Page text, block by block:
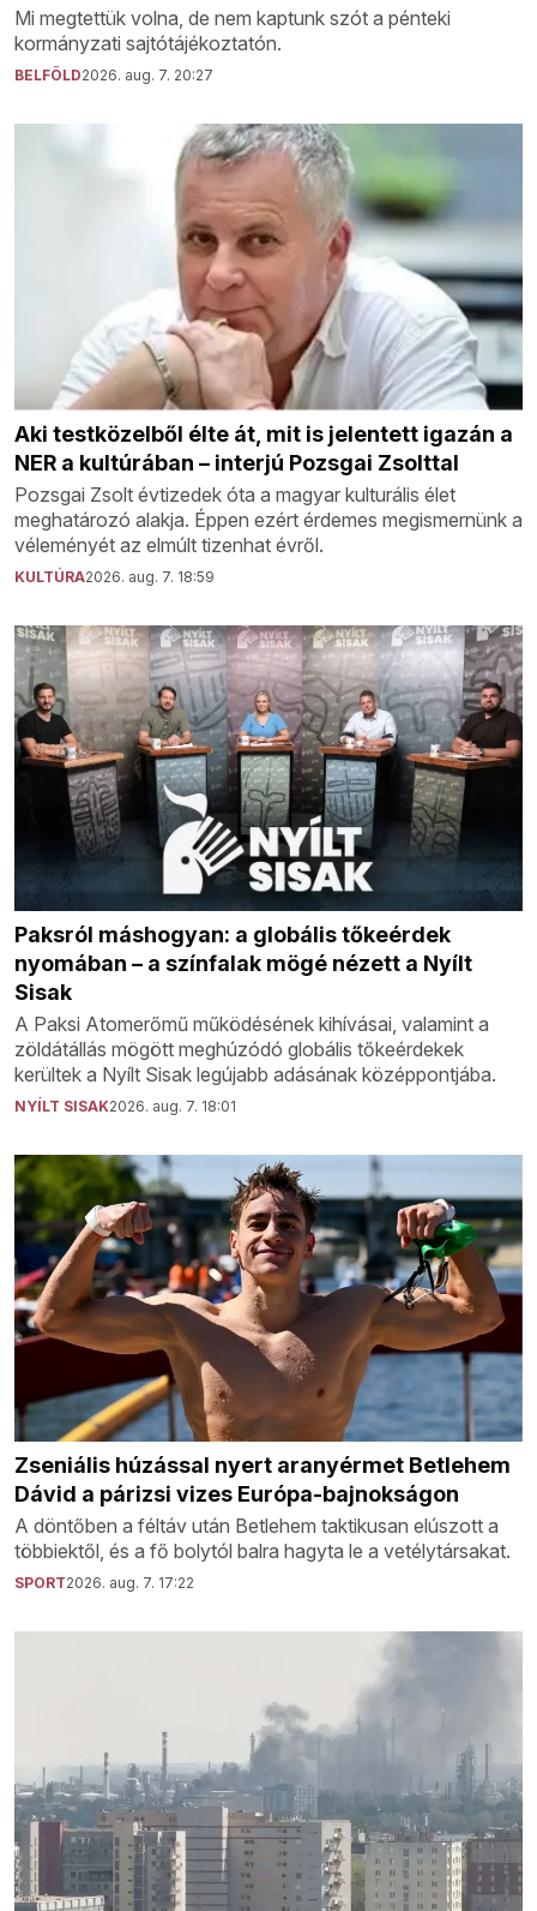
Mi megtettük volna, de nem kaptunk szót a pénteki
kormányzati sajtótájékoztatón.
BELFÖLD2026. aug. 7. 20:27
Aki testközelből élte át, mit is jelentett igazán a
NER a kultúrában – interjú Pozsgai Zsolttal
Pozsgai Zsolt évtizedek óta a magyar kulturális élet
meghatározó alakja. Éppen ezért érdemes megismernünk a
véleményét az elmúlt tizenhat évről.
KULTÚRA2026. aug. 7. 18:59
Paksról máshogyan: a globális tőkeérdek
nyomában – a színfalak mögé nézett a Nyílt
Sisak
A Paksi Atomerőmű működésének kihívásai, valamint a
zöldátállás mögött meghúzódó globális tőkeérdekek
kerültek a Nyílt Sisak legújabb adásának középpontjába.
NYÍLT SISAK2026. aug. 7. 18:01
Zseniális húzással nyert aranyérmet Betlehem
Dávid a párizsi vizes Európa-bajnokságon
A döntőben a féltáv után Betlehem taktikusan elúszott a
többiektől, és a fő bolytól balra hagyta le a vetélytársakat.
SPORT2026. aug. 7. 17:22